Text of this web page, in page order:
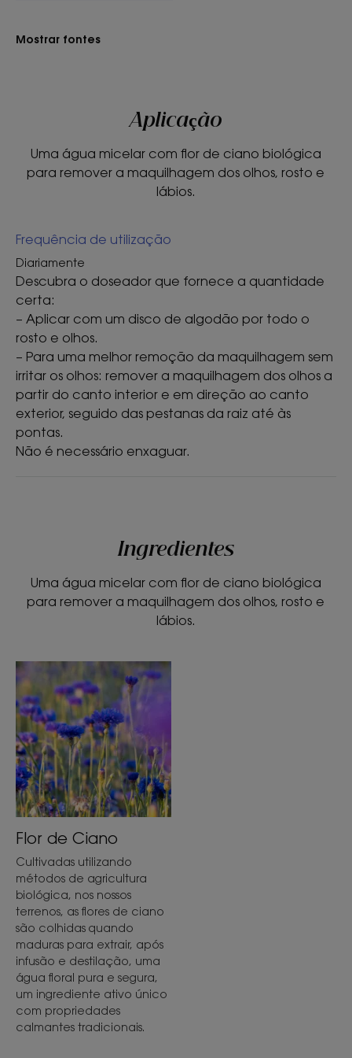
Textura leve, sem necessidade de enxaguar.
Perfume de ciano.
** Remove eficazmente a maquilhagem: 95% concordam – teste de
consumidor em 56 mulheres, 100% com pele e olhos sensíveis
*** Deixa a pele limpa e macia: 93% concordam – teste de
consumidor em 56 mulheres, 100% com pele e olhos sensíveis
Mostrar fontes
Aplicação
Uma água micelar com flor de ciano biológica
para remover a maquilhagem dos olhos, rosto e
lábios.
Frequência de utilização
Diariamente
Descubra o doseador que fornece a quantidade
certa:
– Aplicar com um disco de algodão por todo o
rosto e olhos.
– Para uma melhor remoção da maquilhagem sem
irritar os olhos: remover a maquilhagem dos olhos a
partir do canto interior e em direção ao canto
exterior, seguido das pestanas da raiz até às
pontas.
Não é necessário enxaguar.
Ingredientes
Uma água micelar com flor de ciano biológica
para remover a maquilhagem dos olhos, rosto e
lábios.
Flor de Ciano
Cultivadas utilizando
métodos de agricultura
biológica, nos nossos
terrenos, as flores de ciano
são colhidas quando
maduras para extrair, após
infusão e destilação, uma
água floral pura e segura,
um ingrediente ativo único
com propriedades
calmantes tradicionais.